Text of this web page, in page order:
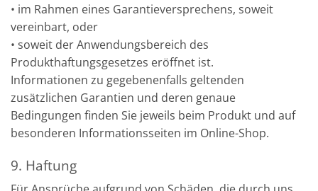
• im Rahmen eines Garantieversprechens, soweit
vereinbart, oder
• soweit der Anwendungsbereich des
Produkthaftungsgesetzes eröffnet ist.
Informationen zu gegebenenfalls geltenden
zusätzlichen Garantien und deren genaue
Bedingungen finden Sie jeweils beim Produkt und auf
besonderen Informationsseiten im Online-Shop.
9. Haftung